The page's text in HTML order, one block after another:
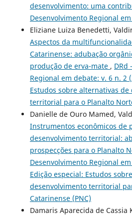
desenvolvimento: uma
Desenvolvimento Regional
Eliziane Luiza Benedetti,
Aspectos da
Catarinense: adubação
produção de erva-mate , DRd
Regional em debate: v. 6 n. 2
Estudos sobre alternativas
territorial para o Planalto
Danielle de Ouro Mamed,
Instrumentos econômicos de
desenvolvimento territorial:
prospecções para o Planalto
Desenvolvimento Regional
Edição especial: Estudos
desenvolvimento territorial
Catarinense (PNC)
Damaris Aparecida de Cassia